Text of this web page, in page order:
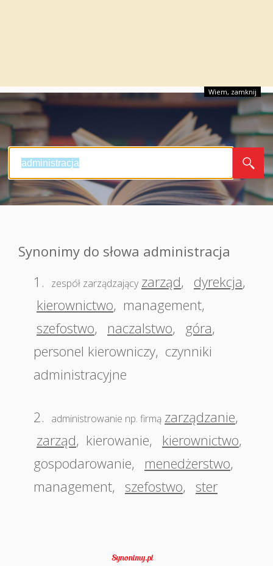
Wiem, zamknij
Synonimy do słowa administracja
1.
zespół zarządzający zarząd, dyrekcja,
kierownictwo, management,
szefostwo, naczalstwo, góra,
personel kierowniczy, czynniki
administracyjne
2. administrowanie np. firmą zarządzanie,
zarząd, kierowanie, kierownictwo,
gospodarowanie, menedżerstwo,
management, szefostwo, ster